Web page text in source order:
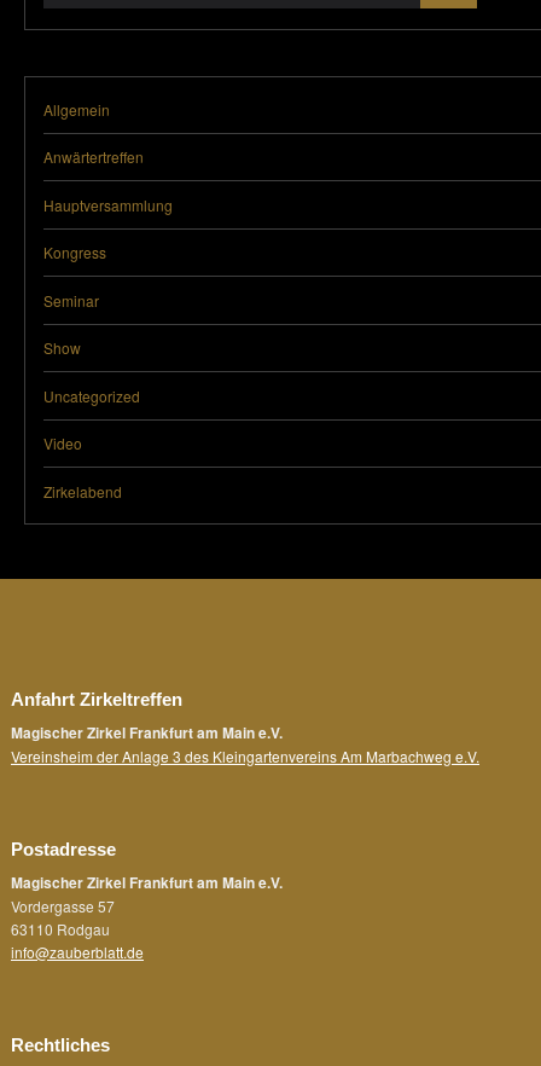
Allgemein
Anwärtertreffen
Hauptversammlung
Kongress
Seminar
Show
Uncategorized
Video
Zirkelabend
Anfahrt Zirkeltreffen
Magischer Zirkel Frankfurt am Main e.V.
Vereinsheim der Anlage 3 des Kleingartenvereins Am Marbachweg e.V.
Postadresse
Magischer Zirkel Frankfurt am Main e.V.
Vordergasse 57
63110 Rodgau
info@zauberblatt.de
Rechtliches